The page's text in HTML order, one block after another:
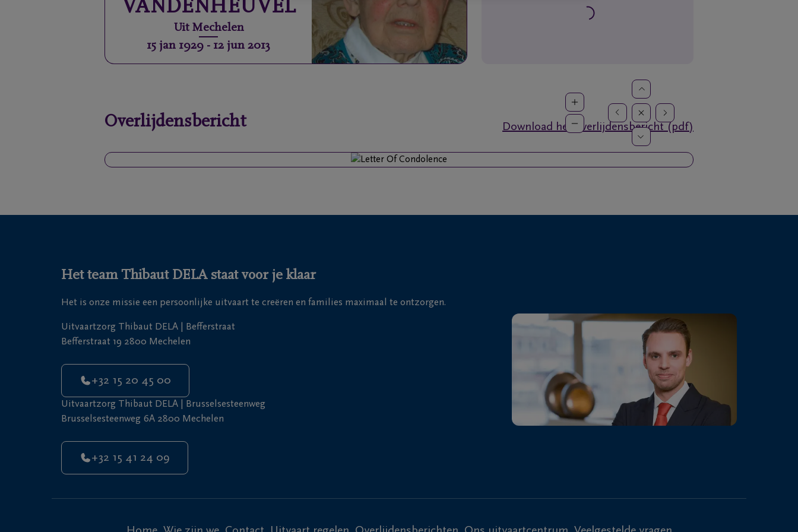
VANDENHEUVEL
Uit Mechelen
15 jan 1929 - 12 jun 2013
Overlijdensbericht Download het overlijdensbericht (pdf)
Het team Thibaut DELA staat voor je klaar
Het is onze missie een persoonlijke uitvaart te creëren en families maximaal te ontzorgen.
Uitvaartzorg Thibaut DELA | Befferstraat
Befferstraat 19 2800 Mechelen
+32 15 20 45 00
Uitvaartzorg Thibaut DELA | Brusselsesteenweg
Brusselsesteenweg 6A 2800 Mechelen
+32 15 41 24 09